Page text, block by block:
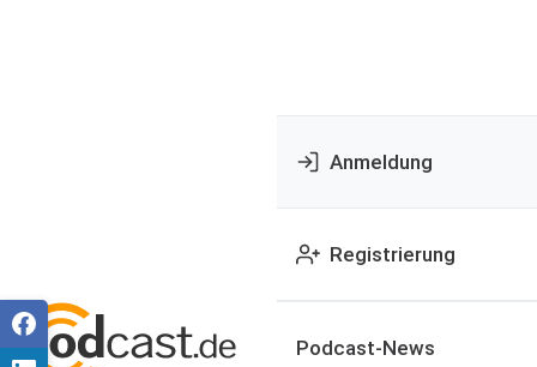
Anmeldung
Registrierung
Podcast-News